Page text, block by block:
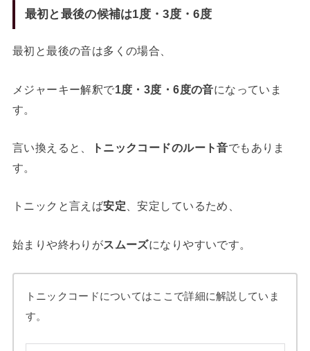
最初と最後の候補は1度・3度・6度
最初と最後の音は多くの場合、
メジャーキー解釈で1度・3度・6度の音になっていま
す。
言い換えると、 トニックコードのルート音でもありま
す。
トニックと言えば安定 、安定しているため、
始まりや終わりがスムーズになりやすいです。
トニックコードについてはここで詳細に解説していま
す。